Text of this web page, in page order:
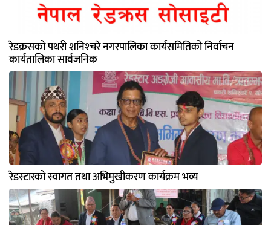
रेडक्रसको पथरी शनिश्‍चरे नगरपालिका कार्यसमितिको निर्वाचन
कार्यतालिका सार्वजनिक
रेडस्टारको स्वागत तथा अभिमुखीकरण कार्यक्रम भव्य